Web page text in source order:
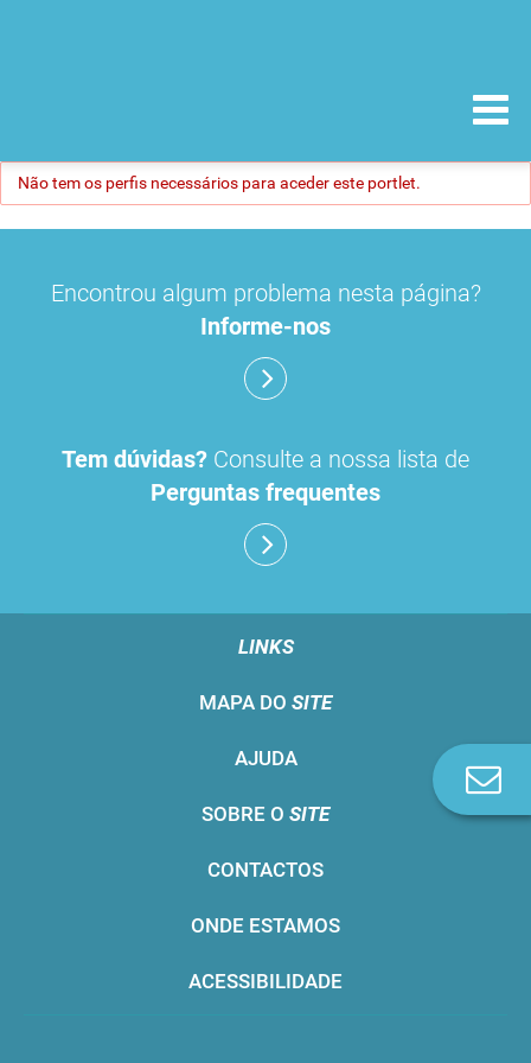
Não tem os perfis necessários para aceder este portlet.
Encontrou algum problema nesta página?
Informe-nos
Tem dúvidas? Consulte a nossa lista de
Perguntas frequentes
LINKS
MAPA DO SITE
AJUDA
SOBRE O SITE
CONTACTOS
ONDE ESTAMOS
ACESSIBILIDADE